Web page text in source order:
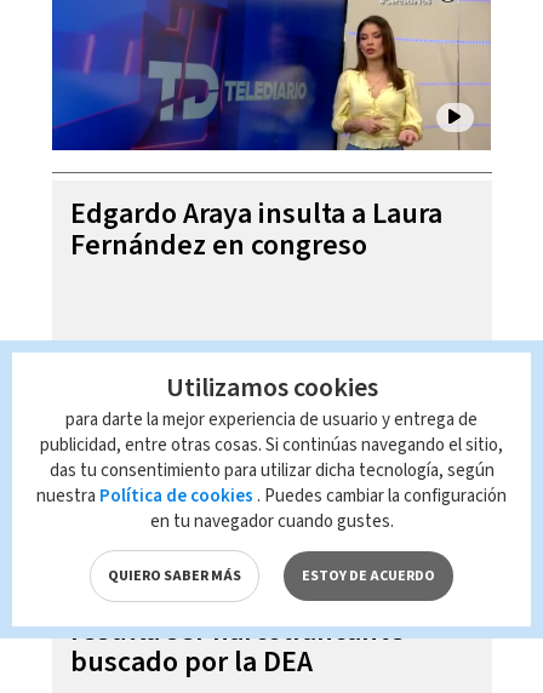
Edgardo Araya insulta a Laura
Fernández en congreso
Oficial entrenado por EU
resulta ser narcotraficante
buscado por la DEA
Utilizamos cookies
para darte la mejor experiencia de usuario y entrega de
publicidad, entre otras cosas. Si continúas navegando el sitio,
das tu consentimiento para utilizar dicha tecnología, según
nuestra Política de cookies . Puedes cambiar la configuración
en tu navegador cuando gustes.
QUIERO SABER MÁS ESTOY DE ACUERDO